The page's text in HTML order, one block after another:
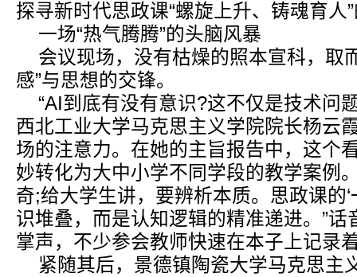
探寻新时代思政课“螺旋上升、铸魂育人
一场“热气腾腾”的头脑风暴
会议现场，没有枯燥的照本宣科，取
感”与思想的交锋。
“AI到底有没有意识?这不仅是技术问
西北工业大学马克思主义学院院长杨云
场的注意力。在她的主旨报告中，这个
妙转化为大中小学不同学段的教学案例
奇;给大学生讲，要辨析本质。思政课的
识堆叠，而是认知逻辑的精准递进。”
掌声，不少参会教师快速在本子上记录
紧随其后，景德镇陶瓷大学马克思主